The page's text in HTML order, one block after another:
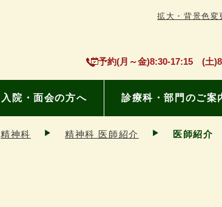
拡大・背景色変
予約(月～金)8:30-17:15 (土
入院・面会の方へ 診療科・部門のご案
精神科 精神科 医師紹介 医師紹介